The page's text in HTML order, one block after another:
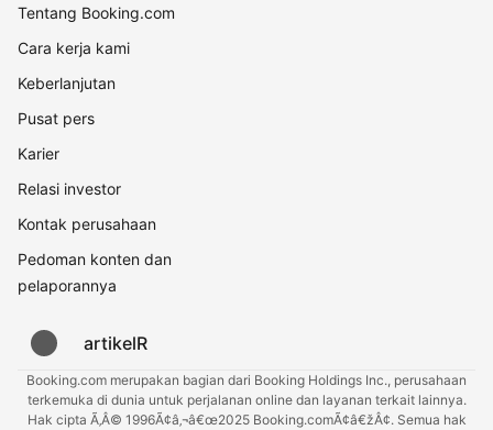
Tentang Booking.com
Cara kerja kami
Keberlanjutan
Pusat pers
Karier
Relasi investor
Kontak perusahaan
Pedoman konten dan
pelaporannya
artikelR
Booking.com merupakan bagian dari Booking Holdings Inc., perusahaan
terkemuka di dunia untuk perjalanan online dan layanan terkait lainnya.
Hak cipta Ã‚Â© 1996Ã¢â‚¬â€œ2025 Booking.comÃ¢â€žÂ¢. Semua hak